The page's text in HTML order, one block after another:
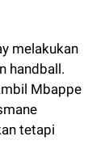
melakukan
handball.
Mbappe
tetapi